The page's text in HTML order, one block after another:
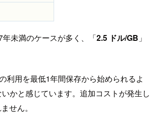
未満のケースが多く、「2.5 ドル/GB 」
利用を最低1年間保存から始められるよ
かと感じています。追加コストが発生し
せん。